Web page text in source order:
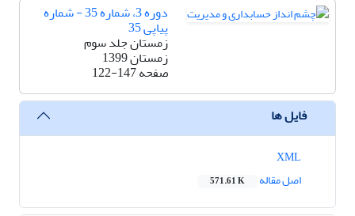
دوره 3، شماره 35 - شماره
پیاپی 35
زمستان جلد سوم
زمستان 1399
صفحه122-147
فایل ها
اصل مقاله
571.61 K